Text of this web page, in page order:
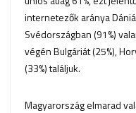
internetezők aránya
Svédországban (91%)
végén Bulgáriát (25%),
(33%) találjuk.
Magyarország elmarad